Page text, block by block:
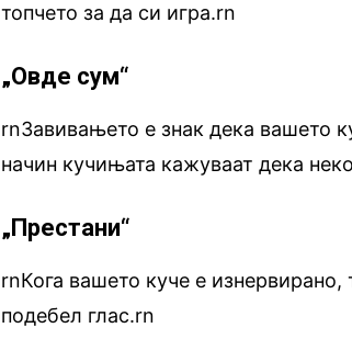
топчето за да си игра.rn
„Овде сум“
rnЗавивањето е знак дека вашето
начин кучињата кажуваат дека
„Престани“
rnКога вашето куче е
подебел глас.rn